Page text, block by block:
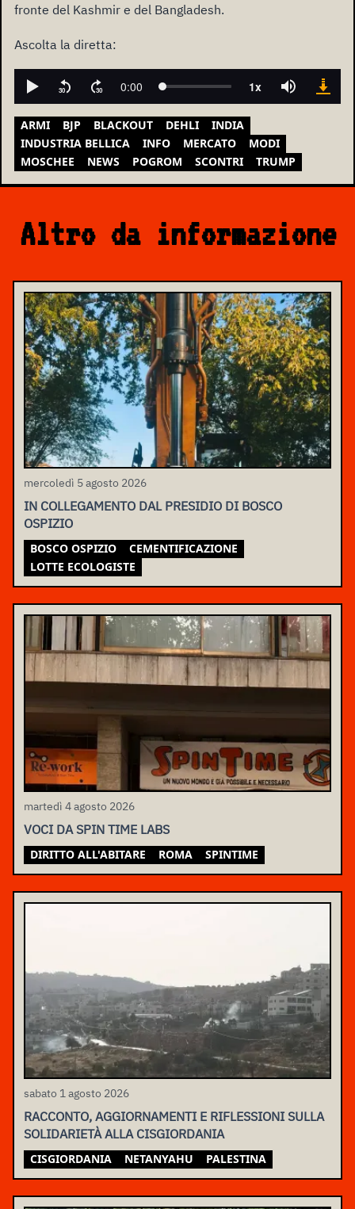
fronte del Kashmir e del Bangladesh.
Ascolta la diretta:
ARMI BJP BLACKOUT DEHLI
INDIA
INDUSTRIA BELLICA
INFO MERCATO
MODI
MOSCHEE
NEWS POGROM SCONTRI TRUMP
Altro da informazione
mercoledì 5 agosto 2026
IN COLLEGAMENTO DAL PRESIDIO DI BOSCO
OSPIZIO
BOSCO OSPIZIO
CEMENTIFICAZIONE
LOTTE ECOLOGISTE
martedì 4 agosto 2026
VOCI DA SPIN TIME LABS
DIRITTO ALL'ABITARE ROMA SPINTIME
sabato 1 agosto 2026
RACCONTO, AGGIORNAMENTI E RIFLESSIONI SULLA
SOLIDARIETÀ ALLA CISGIORDANIA
CISGIORDANIA NETANYAHU PALESTINA